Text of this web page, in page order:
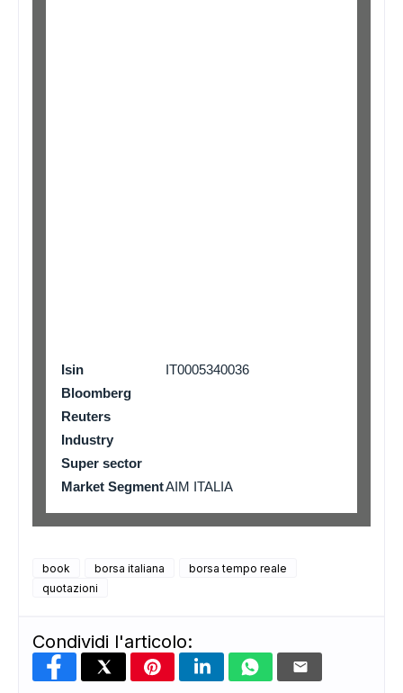
ADS
Isin
IT0005340036
Bloomberg
Reuters
Industry
Super sector
Market SegmentAIM ITALIA
book borsa italiana
borsa tempo reale
quotazioni
Condividi l'articolo: